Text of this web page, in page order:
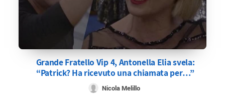
Grande Fratello Vip 4, Antonella Elia svela:
“Patrick? Ha ricevuto una chiamata per…”
Nicola Melillo